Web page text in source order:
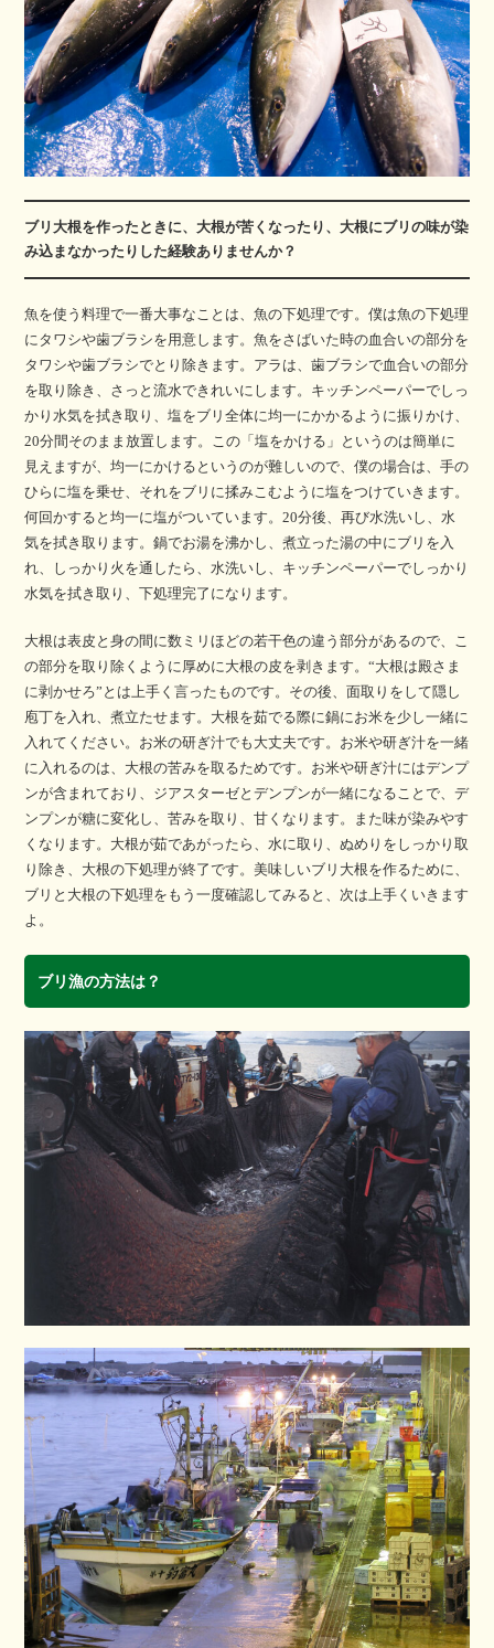
ブリ大根を作ったときに、大根が苦くなったり、大根にブリの味が染
み込まなかったりした経験ありませんか？
魚を使う料理で一番大事なことは、魚の下処理です。僕は魚の下処理
にタワシや歯ブラシを用意します。魚をさばいた時の血合いの部分を
タワシや歯ブラシでとり除きます。アラは、歯ブラシで血合いの部分
を取り除き、さっと流水できれいにします。キッチンペーパーでしっ
かり水気を拭き取り、塩をブリ全体に均一にかかるように振りかけ、
20分間そのまま放置します。この「塩をかける」というのは簡単に
見えますが、均一にかけるというのが難しいので、僕の場合は、手の
ひらに塩を乗せ、それをブリに揉みこむように塩をつけていきます。
何回かすると均一に塩がついています。20分後、再び水洗いし、水
気を拭き取ります。鍋でお湯を沸かし、煮立った湯の中にブリを入
れ、しっかり火を通したら、水洗いし、キッチンペーパーでしっかり
水気を拭き取り、下処理完了になります。
大根は表皮と身の間に数ミリほどの若干色の違う部分があるので、こ
の部分を取り除くように厚めに大根の皮を剥きます。“大根は殿さま
に剥かせろ”とは上手く言ったものです。その後、面取りをして隠し
庖丁を入れ、煮立たせます。大根を茹でる際に鍋にお米を少し一緒に
入れてください。お米の研ぎ汁でも大丈夫です。お米や研ぎ汁を一緒
に入れるのは、大根の苦みを取るためです。お米や研ぎ汁にはデンプ
ンが含まれており、ジアスターゼとデンプンが一緒になることで、デ
ンプンが糖に変化し、苦みを取り、甘くなります。また味が染みやす
くなります。大根が茹であがったら、水に取り、ぬめりをしっかり取
り除き、大根の下処理が終了です。美味しいブリ大根を作るために、
ブリと大根の下処理をもう一度確認してみると、次は上手くいきます
よ。
ブリ漁の方法は？